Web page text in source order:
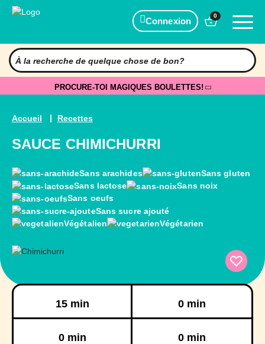
Connexion
0
PROCURE-TOI MAGIQUES BOULETTES!
Accueil Recettes
SAUCE CHIMICHURRI
Sans arachides
Sans gluten
Sans lactose
Sans noix
Sans oeufs
Sans sucre ajouté
Végétalien
Végétarien
15 min 0 min
0 min 0 min